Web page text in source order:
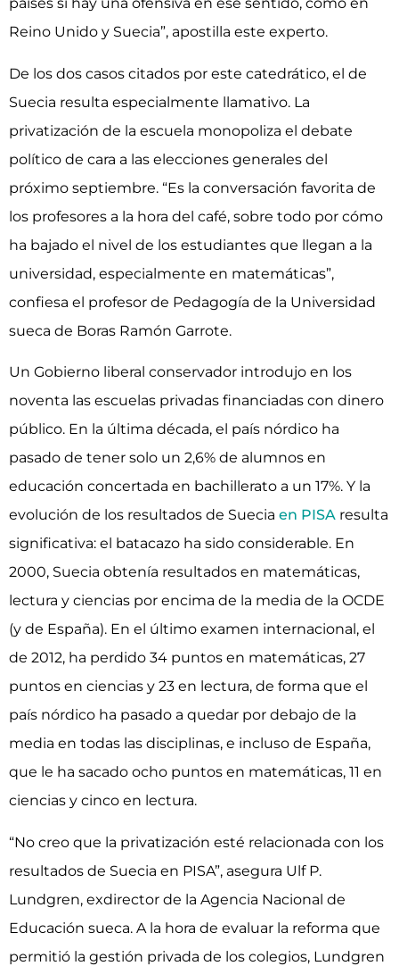
países sí hay una ofensiva en ese sentido, como en
Reino Unido y Suecia”, apostilla este experto.
De los dos casos citados por este catedrático, el de
Suecia resulta especialmente llamativo. La
privatización de la escuela monopoliza el debate
político de cara a las elecciones generales del
próximo septiembre. “Es la conversación favorita de
los profesores a la hora del café, sobre todo por cómo
ha bajado el nivel de los estudiantes que llegan a la
universidad, especialmente en matemáticas”,
confiesa el profesor de Pedagogía de la Universidad
sueca de Boras Ramón Garrote.
Un Gobierno liberal conservador introdujo en los
noventa las escuelas privadas financiadas con dinero
público. En la última década, el país nórdico ha
pasado de tener solo un 2,6% de alumnos en
educación concertada en bachillerato a un 17%. Y la
evolución de los resultados de Suecia en PISA resulta
significativa: el batacazo ha sido considerable. En
2000, Suecia obtenía resultados en matemáticas,
lectura y ciencias por encima de la media de la OCDE
(y de España). En el último examen internacional, el
de 2012, ha perdido 34 puntos en matemáticas, 27
puntos en ciencias y 23 en lectura, de forma que el
país nórdico ha pasado a quedar por debajo de la
media en todas las disciplinas, e incluso de España,
que le ha sacado ocho puntos en matemáticas, 11 en
ciencias y cinco en lectura.
“No creo que la privatización esté relacionada con los
resultados de Suecia en PISA”, asegura Ulf P.
Lundgren, exdirector de la Agencia Nacional de
Educación sueca. A la hora de evaluar la reforma que
permitió la gestión privada de los colegios, Lundgren